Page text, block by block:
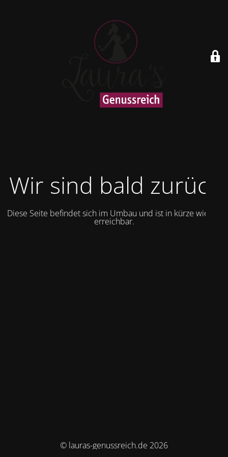
Wir sind bald zurück
Diese Seite befindet sich im Umbau und ist in kürze wieder
erreichbar.
© lauras-genussreich.de 2026